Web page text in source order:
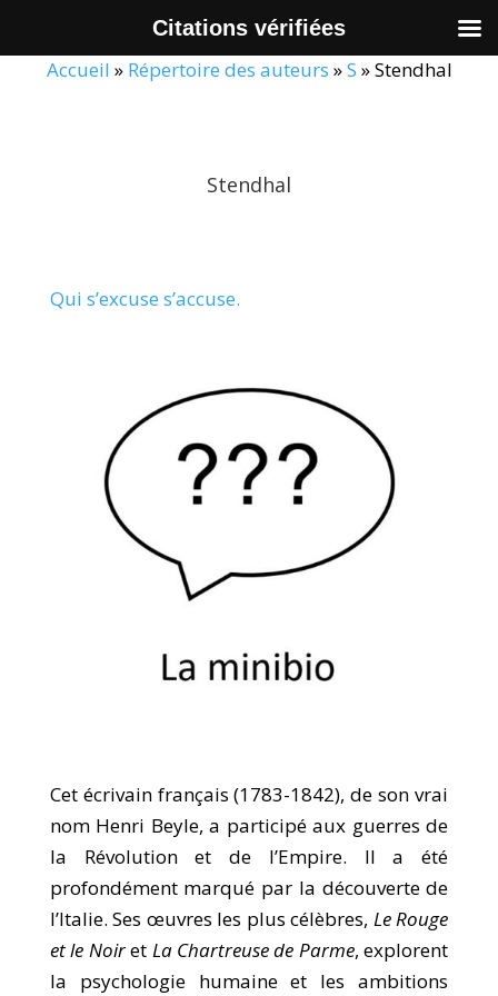
Accueil » Répertoire des auteurs »S »Stendhal
Stendhal
Qui s’excuse s’accuse.
Cet écrivain français (1783-1842), de son vrai
nom Henri Beyle, a participé aux guerres de
la Révolution et de l’Empire. Il a été
profondément marqué par la découverte de
l’Italie. Ses œuvres les plus célèbres, Le Rouge
et le Noiret La Chartreuse de Parme, explorent
la psychologie humaine et les ambitions
Citations vérifiées